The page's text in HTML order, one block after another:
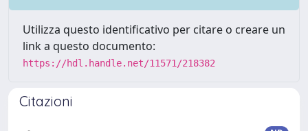
Utilizza questo identificativo per citare o creare un
link a questo documento:
https://hdl.handle.net/11571/218382
Citazioni